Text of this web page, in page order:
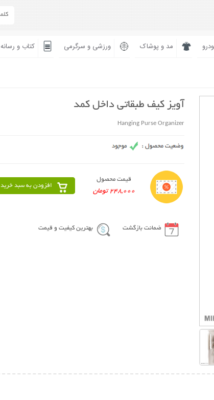
مد و پوشاک ورزشی و سرگرمی کتاب و رسانه
آویز کیف طبقاتی داخل کمد
Hanging Purse Organizer
قیمت محصول
248,000 تومان
افزودن به سبد خرید
ضمانت بازگشت بهترین کیفیت و قیمت